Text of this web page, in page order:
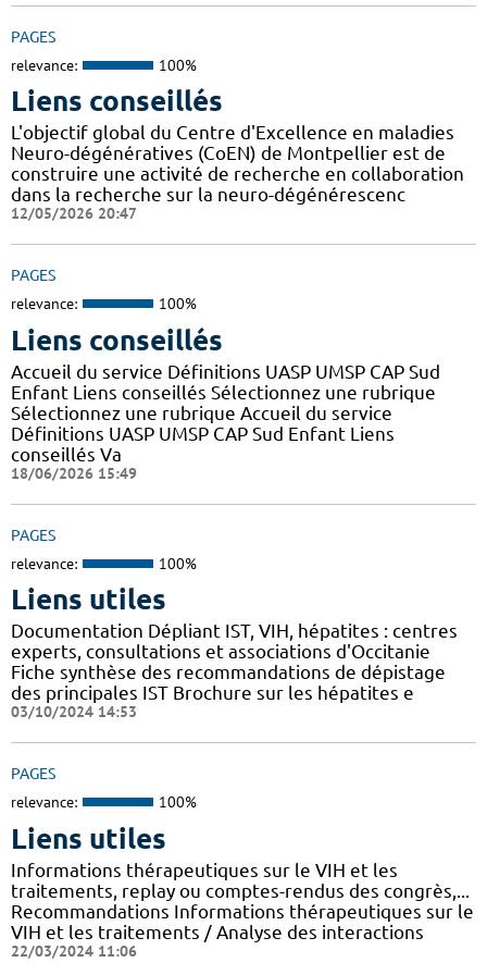
PAGES
relevance: 100%
Liens conseillés
L'objectif global du Centre d'Excellence en maladies
Neuro-dégénératives (CoEN) de Montpellier est de
construire une activité de recherche en collaboration
dans la recherche sur la neuro-dégénérescenc
12/05/2026 20:47
PAGES
relevance: 100%
Liens conseillés
Accueil du service Définitions UASP UMSP CAP Sud
Enfant Liens conseillés Sélectionnez une rubrique
Sélectionnez une rubrique Accueil du service
Définitions UASP UMSP CAP Sud Enfant Liens
conseillés Va
18/06/2026 15:49
PAGES
relevance: 100%
Liens utiles
Documentation Dépliant IST, VIH, hépatites : centres
experts, consultations et associations d'Occitanie
Fiche synthèse des recommandations de dépistage
des principales IST Brochure sur les hépatites e
03/10/2024 14:53
PAGES
relevance: 100%
Liens utiles
Informations thérapeutiques sur le VIH et les
traitements, replay ou comptes-rendus des congrès,...
Recommandations Informations thérapeutiques sur le
VIH et les traitements / Analyse des interactions
22/03/2024 11:06